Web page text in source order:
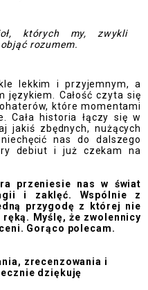
których my, zwykli
rozumem.
lekkim i przyjemnym, a
językiem. Całość czyta się
które momentami
Cała historia łączy się w
jakiś zbędnych, nużących
nas do dalszego
debiut i już czekam na
przeniesie nas w świat
i zaklęć. Wspólnie z
przygodę z której nie
Myślę, że zwolennicy
Gorąco polecam.
zrecenzowania i
dziękuję